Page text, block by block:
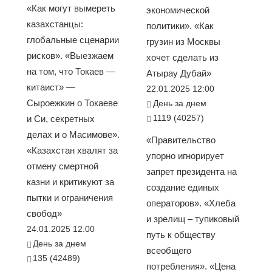
«Как могут вымереть
казахстанцы:
глобальные сценарии
рисков». «Выезжаем
на том, что Токаев —
китаист» —
Сыроежкин о Токаеве
и Си, секретных
делах и о Масимове».
«Казахстан хвалят за
отмену смертной
казни и критикуют за
пытки и ограничения
свобод»
24.01.2025 12:00
День за днем
135 (42489)
экономической
политики». «Как
грузин из Москвы
хочет сделать из
Атырау Дубай»
22.01.2025 12:00
День за днем
1119 (40257)
«Правительство
упорно игнорирует
запрет президента на
создание единых
операторов». «Хлеба
и зрелищ – тупиковый
путь к обществу
всеобщего
потребления». «Цена